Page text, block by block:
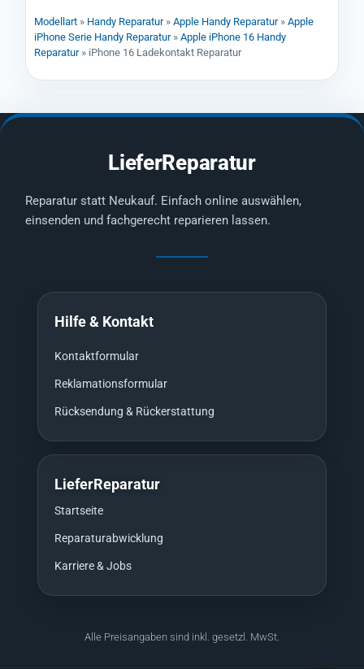
Modellart » Handy Reparatur» Apple Handy Reparatur» Apple
iPhone Serie Handy Reparatur» Apple iPhone 16 Handy
Reparatur» iPhone 16 Ladekontakt Reparatur
LieferReparatur
Reparatur statt Neukauf. Einfach online auswählen,
einsenden und fachgerecht reparieren lassen.
Hilfe & Kontakt
Kontaktformular
Reklamationsformular
Rücksendung & Rückerstattung
LieferReparatur
Startseite
Reparaturabwicklung
Karriere & Jobs
Alle Preisangaben sind inkl. gesetzl. MwSt.